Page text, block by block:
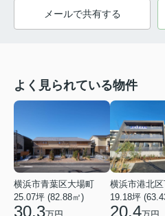
メールで共有する
よく見られている物件
横浜市青葉区大場町
25.07坪 (82.88㎡)
30.3
19.18坪
20.4